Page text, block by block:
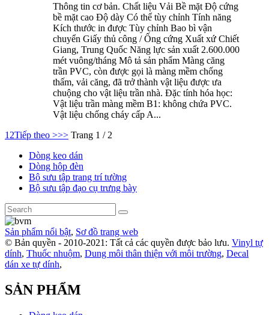
Thông tin cơ bản. Chất liệu Vải Bề mặt Độ cứng
bề mặt cao Độ dày Có thể tùy chỉnh Tính năng
Kích thước in được Tùy chỉnh Bao bì vận
chuyển Giấy thủ công / Ống cứng Xuất xứ Chiết
Giang, Trung Quốc Năng lực sản xuất 2.600.000
mét vuông/tháng Mô tả sản phẩm Màng căng
trần PVC, còn được gọi là màng mềm chống
thấm, vải căng, đã trở thành vật liệu được ưa
chuộng cho vật liệu trần nhà. Đặc tính hóa học:
Vật liệu trần màng mềm B1: không chứa PVC.
Vật liệu chống cháy cấp A...
1 2Tiếp theo >>> Trang 1 / 2
Dòng keo dán
Dòng hộp đèn
Bộ sưu tập trang trí tường
Bộ sưu tập đạo cụ trưng bày
Sản phẩm nổi bật, Sơ đồ trang web
© Bản quyền - 2010-2021: Tất cả các quyền được bảo lưu. Vinyl tự
dính, Thuốc nhuộm, Dung môi thân thiện với môi trường, Decal
dán xe tự dính,
SẢN PHẨM